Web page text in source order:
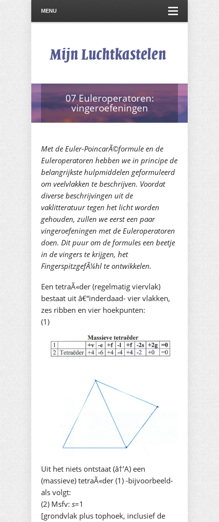
MENU
07 Euleroperatoren:
vingeroefeningen
Met de Euler-PoincarÃ©formule en de
Euleroperatoren hebben we in principe de
belangrijkste hulpmiddelen geformuleerd
om veelvlakken te beschrijven. Voordat
diverse beschrijvingen uit de
vaklitteratuur tegen het licht worden
gehouden, zullen we eerst een paar
vingeroefeningen met de Euleroperatoren
doen. Dit puur om de formules een beetje
in de vingers te krijgen, het
FingerspitzgefÃ¼hl te ontwikkelen.
Een tetraÃ«der (regelmatig viervlak)
bestaat uit â€“inderdaad- vier vlakken,
zes ribben en vier hoekpunten:
(1)
Uit het niets ontstaat (â†’A) een
(massieve) tetraÃ«der (1) -bijvoorbeeld-
als volgt:
(2) Msfv: s=1
[grondvlak plus tophoek, inclusief de